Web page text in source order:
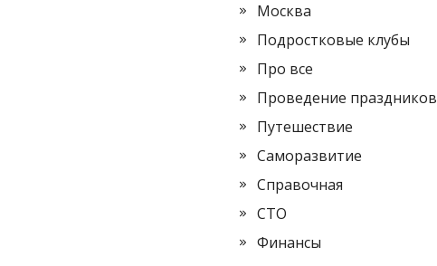
Москва
Подростковые клубы
Про все
Проведение праздников
Путешествие
Саморазвитие
Справочная
СТО
Финансы